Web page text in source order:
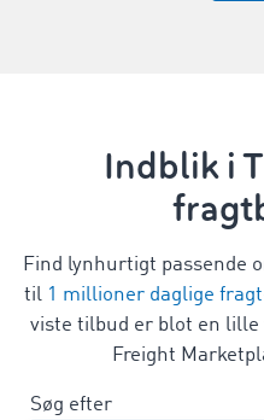
Indblik i
Find lynhurtigt passende
til 1 millioner daglige
viste tilbud er blot en lille
Freight
Søg efter